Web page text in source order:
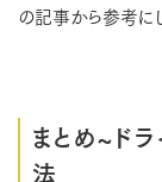
の記事から参考に
まとめ~ド
法